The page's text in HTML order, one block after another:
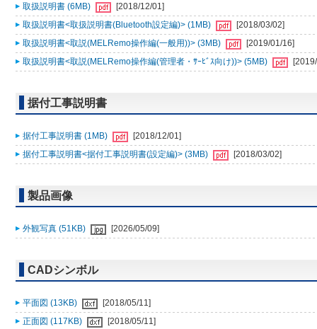
取扱説明書 (6MB)
[2018/12/01]
取扱説明書<取扱説明書(Bluetooth設定編)> (1MB)
[2018/03/02]
取扱説明書<取説(MELRemo操作編(一般用))> (3MB)
[2019/01/16]
取扱説明書<取説(MELRemo操作編(管理者・ｻｰﾋﾞｽ向け))> (5MB)
据付工事説明書
据付工事説明書 (1MB)
[2018/12/01]
据付工事説明書<据付工事説明書(設定編)> (3MB)
[2018/03/02]
製品画像
外観写真 (51KB) [2026/05/09]
CADシンボル
平面図 (13KB)
[2018/05/11]
正面図 (117KB)
[2018/05/11]